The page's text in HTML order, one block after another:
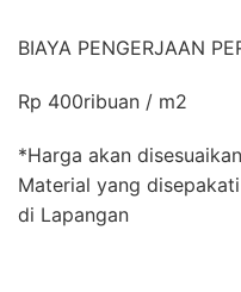
BIAYA PENGERJAAN
Rp 400ribuan / m2
*Harga akan
Material yang
di Lapangan